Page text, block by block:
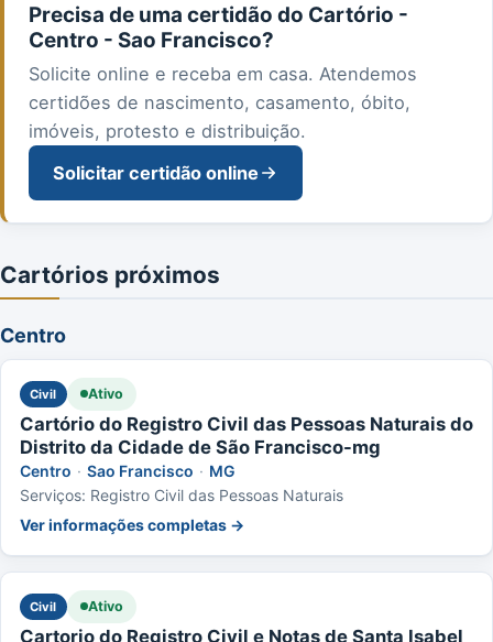
Precisa de uma certidão do Cartório -
Centro - Sao Francisco?
Solicite online e receba em casa. Atendemos
certidões de nascimento, casamento, óbito,
imóveis, protesto e distribuição.
Solicitar certidão online
Cartórios próximos
Centro
Civil Ativo
Cartório do Registro Civil das Pessoas Naturais do
Distrito da Cidade de São Francisco-mg
Centro · Sao Francisco · MG
Serviços: Registro Civil das Pessoas Naturais
Ver informações completas →
Civil Ativo
Cartorio do Registro Civil e Notas de Santa Isabel